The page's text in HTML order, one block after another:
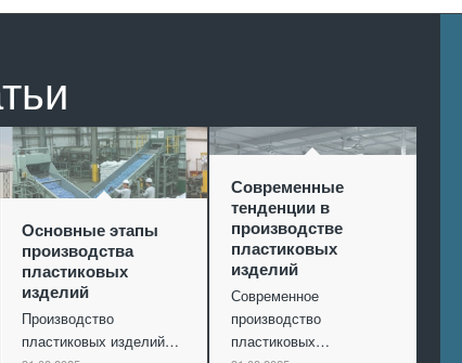
Основные этапы
производства
пластиковых
изделий
Производство
пластиковых изделий…
Современные
тенденции в
производстве
пластиковых
изделий
Современное
производство
пластиковых…